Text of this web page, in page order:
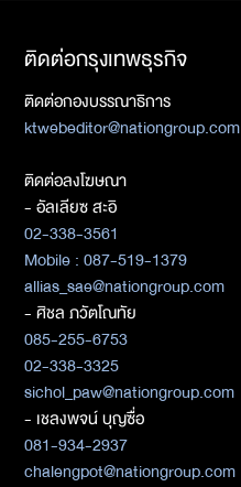
ติดต่อกรุงเทพธุรกิจ
ติดต่อกองบรรณาธิการ
ktwebeditor@nationgroup.com
ติดต่อลงโฆษณา
- อัลเลียซ สะอิ
02-338-3561
Mobile : 087-519-1379
allias_sae@nationgroup.com
- ศิชล ภวัตโณทัย
085-255-6753
02-338-3325
sichol_paw@nationgroup.com
- เชลงพจน์ บุญซื่อ
081-934-2937
chalengpot@nationgroup.com